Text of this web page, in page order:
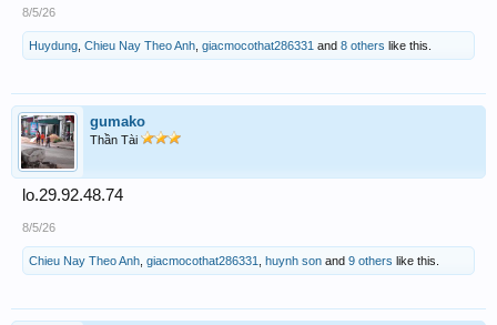
8/5/26
Huydung Chieu Nay Theo Anh giacmocothat286331 and 8 others like this.
gumako
Thần Tài
lo.29.92.48.74
8/5/26
Chieu Nay Theo Anh giacmocothat286331 huynh son and 9 others like this.